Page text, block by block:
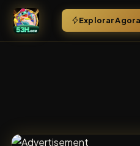
Explorar Agora